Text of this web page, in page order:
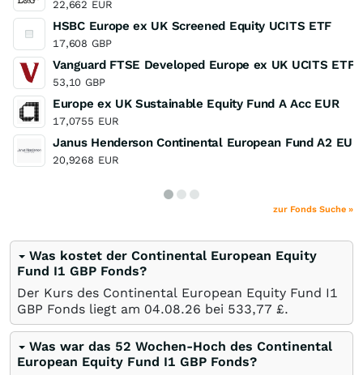
22,662 EUR
HSBC Europe ex UK Screened Equity UCITS ETF
17,608 GBP
Vanguard FTSE Developed Europe ex UK UCITS ETF
53,10 GBP
Europe ex UK Sustainable Equity Fund A Acc EUR
17,0755 EUR
Janus Henderson Continental European Fund A2 EUR
20,9268 EUR
zur Fonds Suche »
Was kostet der Continental European Equity
Fund I1 GBP Fonds?
Der Kurs des Continental European Equity Fund I1
GBP Fonds liegt am 04.08.26 bei 533,77 £.
Was war das 52 Wochen-Hoch des Continental
European Equity Fund I1 GBP Fonds?